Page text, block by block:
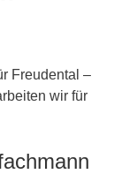
Freudental –
wir für